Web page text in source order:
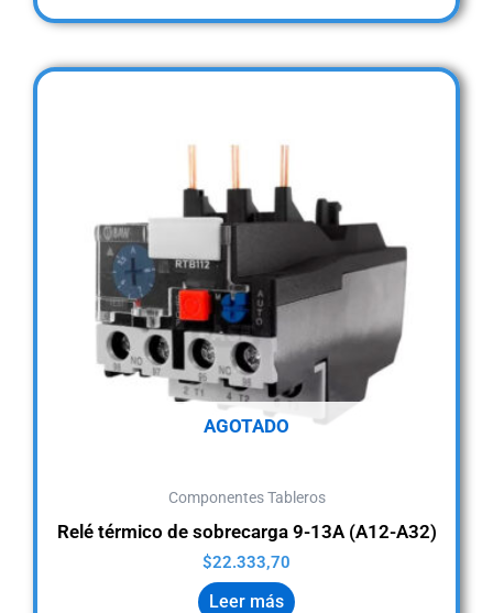
AGOTADO
Componentes Tableros
Relé térmico de sobrecarga 9-13A (A12-A32)
$22.333,70
Leer más